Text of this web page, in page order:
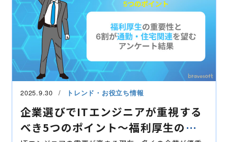
2025.9.30 トレンド・お役立ち情報
企業選びでITエンジニアが重視する
べき5つのポイント〜福利厚生の重